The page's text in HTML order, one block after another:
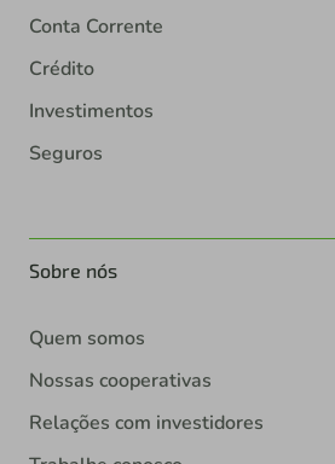
Conta Corrente
Crédito
Investimentos
Seguros
Sobre nós
Quem somos
Nossas cooperativas
Relações com investidores